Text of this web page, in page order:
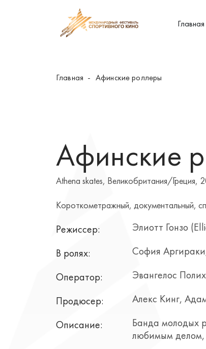
Главная
Главная Афинские роллеры
Афинские
Athena skates, Великобритания/Греция,
Короткометражный, документальный,
Режиссер: Элиотт Гонзо
В ролях: София
Оператор: Эвангелос
Продюсер: Алекс Кинг,
Описание:
Банда молодых
любимым делом,